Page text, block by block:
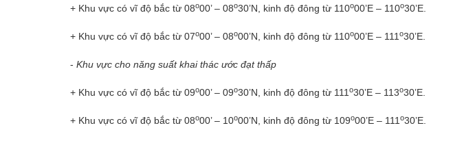
+ Khu vực có vĩ độ bắc từ 08o00’ – 08o30’N, kinh độ đông từ 110o00’E – 110o30’E.
+ Khu vực có vĩ độ bắc từ 07o00’ – 08o00’N, kinh độ đông từ 110o00’E – 111 o30’E.
- Khu vực cho năng suất khai thác ước đạt thấp
+ Khu vực có vĩ độ bắc từ 09o00’ – 09o30’N, kinh độ đông từ 111 o30’E – 113o30’E.
+ Khu vực có vĩ độ bắc từ 08o00’ – 10o00’N, kinh độ đông từ 109o00’E – 111 o30’E.